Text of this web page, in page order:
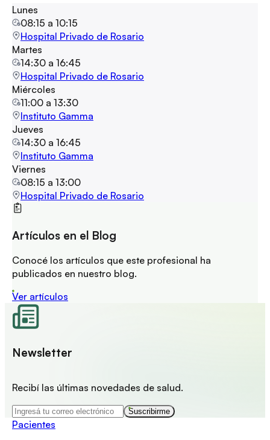
Lunes
08:15 a 10:15
Hospital Privado de Rosario
Martes
14:30 a 16:45
Hospital Privado de Rosario
Miércoles
11:00 a 13:30
Instituto Gamma
Jueves
14:30 a 16:45
Instituto Gamma
Viernes
08:15 a 13:00
Hospital Privado de Rosario
Artículos en el Blog
Conocé los artículos que este profesional ha
publicados en nuestro blog.
Ver artículos
Newsletter
Recibí las últimas novedades de salud.
Suscribirme
Pacientes